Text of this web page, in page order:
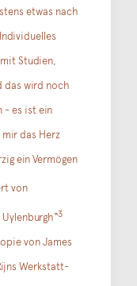
etwas nach
Studien,
das wird noch
- es ist ein
das Herz
ein Vermögen
von
3
von James
Werkstatt-